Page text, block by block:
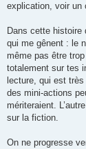
explication, voir un
Dans cette histoire
qui me gênent : le
même pas être
totalement sur tes
lecture, qui est
des mini-actions
mériteraient.
sur la fiction.
On ne progresse